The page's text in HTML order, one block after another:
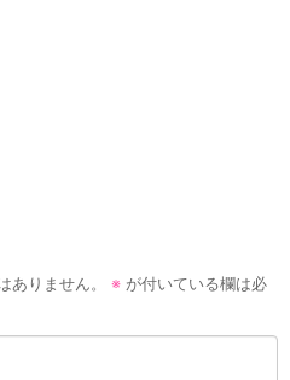
ありません。 ※ が付いている欄は必